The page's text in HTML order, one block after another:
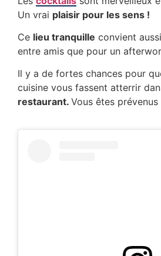
Un vrai plaisir pour les sens !
Ce lieu tranquille convient
entre amis que pour un
Il y a de fortes chances pour
cuisine vous fassent atterrir
restaurant. Vous êtes prévenus